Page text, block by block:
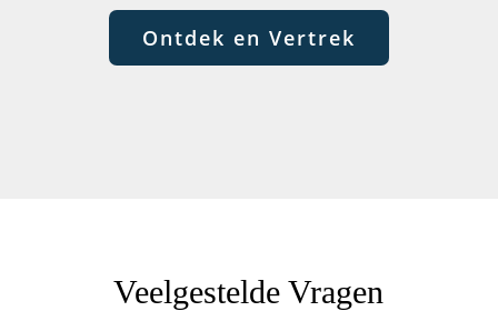
Ontdek en Vertrek
Veelgestelde Vragen